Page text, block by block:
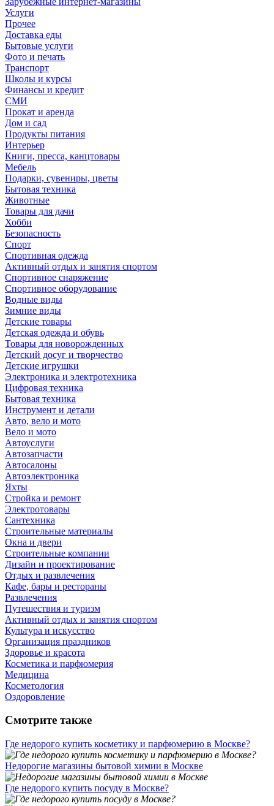
Услуги
Прочее
Доставка еды
Бытовые услуги
Фото и печать
Транспорт
Школы и курсы
Финансы и кредит
СМИ
Прокат и аренда
Дом и сад
Продукты питания
Интерьер
Книги, пресса, канцтовары
Мебель
Подарки, сувениры, цветы
Бытовая техника
Животные
Товары для дачи
Хобби
Безопасность
Спорт
Спортивная одежда
Активный отдых и занятия спортом
Спортивное снаряжение
Спортивное оборудование
Водные виды
Зимние виды
Детские товары
Детская одежда и обувь
Товары для новорожденных
Детский досуг и творчество
Детские игрушки
Электроника и электротехника
Цифровая техника
Бытовая техника
Инструмент и детали
Авто, вело и мото
Вело и мото
Автоуслуги
Автозапчасти
Автосалоны
Автоэлектроника
Яхты
Стройка и ремонт
Электротовары
Сантехника
Строительные материалы
Окна и двери
Строительные компании
Дизайн и проектирование
Отдых и развлечения
Кафе, бары и рестораны
Развлечения
Путешествия и туризм
Активный отдых и занятия спортом
Культура и искусство
Организация праздников
Здоровье и красота
Косметика и парфюмерия
Медицина
Косметология
Оздоровление
Смотрите также
Где недорого купить косметику и парфюмерию в Москве?
Недорогие магазины бытовой химии в Москве
Где недорого купить посуду в Москве?